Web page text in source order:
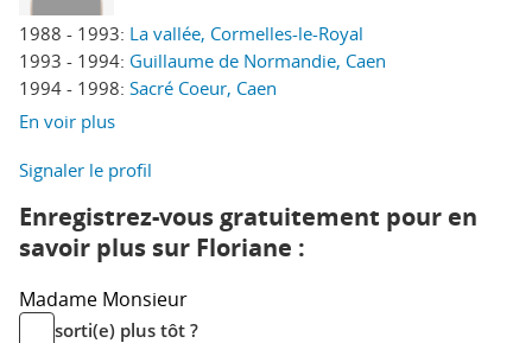
1988 - 1993: La vallée, Cormelles-le-Royal
1993 - 1994: Guillaume de Normandie, Caen
1994 - 1998: Sacré Coeur, Caen
En voir plus
Signaler le profil
Enregistrez-vous gratuitement pour en
savoir plus sur Floriane :
Madame Monsieur
sorti(e) plus tôt ?